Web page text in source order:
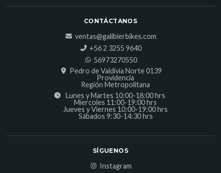
CONTÁCTANOS
ventas@galibierbikes.com
‎+56 2 3255 9640
56973270550
Pedro de Valdivia Norte 0139
Providencia
Región Metropolitana
Lunes y Martes 10:00-18:00 hrs
Miercoles 11:00-19:00 hrs
Jueves y Viernes 10:00-19:00 hrs
Sábados 9:30-14:30 hrs
SÍGUENOS
Instagram